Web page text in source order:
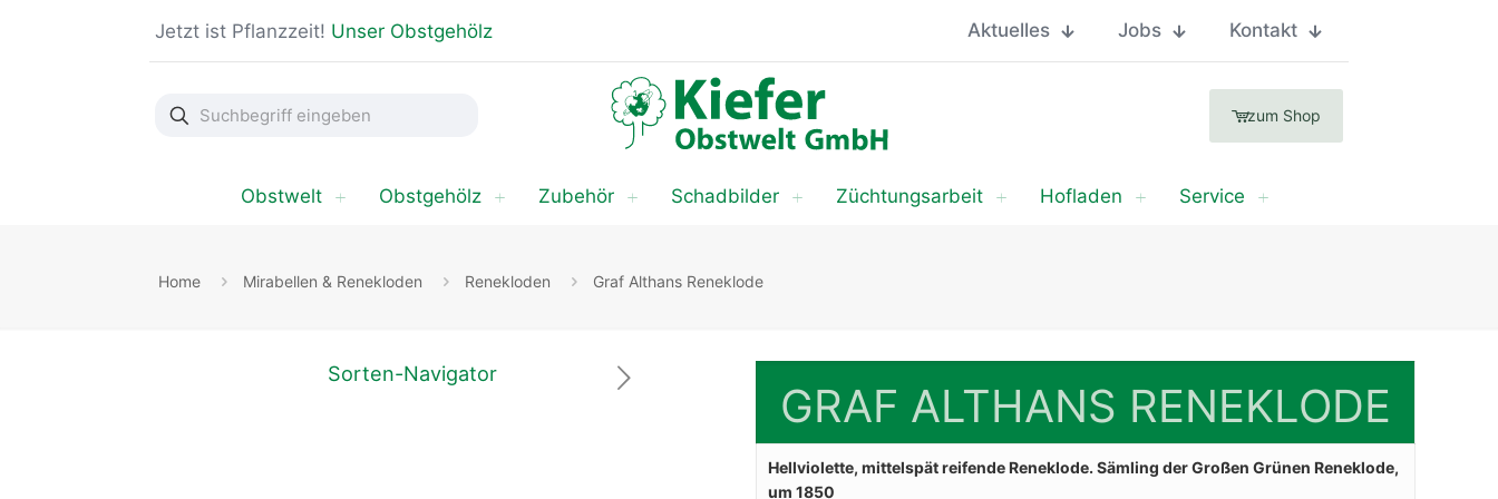
Jetzt ist Pflanzzeit! Unser Obstgehölz Aktuelles Jobs Kontakt
Suchbegriff
eingeben
zum Shop
Obstwelt Obstgehölz Zubehör Schadbilder Züchtungsarbeit Hofladen Service
Home Mirabellen & Renekloden Renekloden Graf Althans Reneklode
Sorten-Navigator
GRAF ALTHANS RENEKLODE
Hellviolette, mittelspät reifende Reneklode. Sämling der Großen Grünen Reneklode,
um 1850